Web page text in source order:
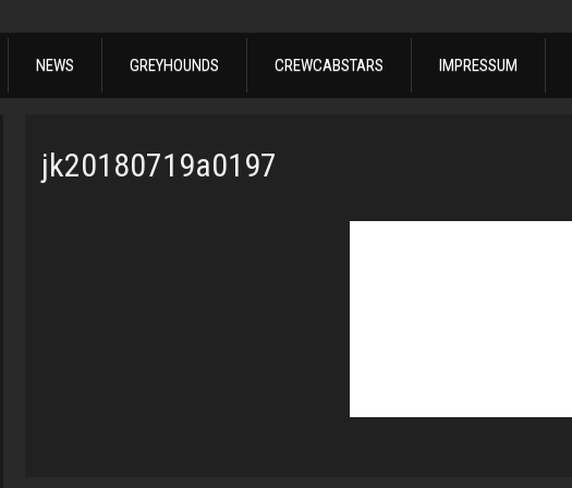
NEWS GREYHOUNDS CREWCABSTARS IMPRESSUM
jk20180719a0197